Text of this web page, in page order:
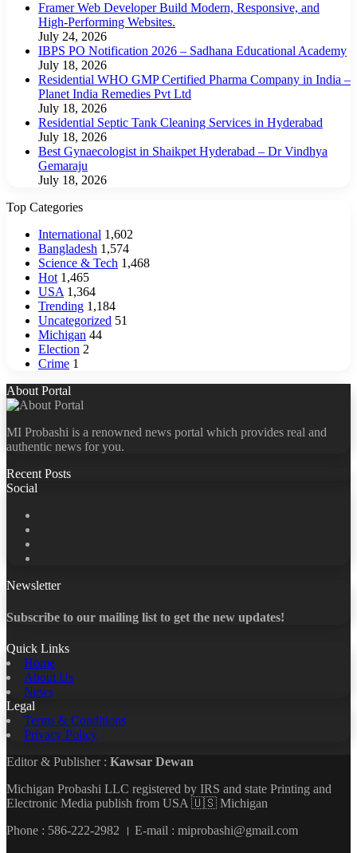
Framer Web Developer Build Modern, Responsive, and
High-Performing Websites.
July 24, 2026
IBPS PO Notification 2026 – Sadhana Educational Academy
July 18, 2026
Residential WHO GMP Certified Pharma Company in India –
Planet India Remedies Pvt Ltd
July 18, 2026
Residential Septic Tank Cleaning Services in Hyderabad
July 18, 2026
Best Gynaecologist in Shaikpet Hyderabad – Dr Vindhya
Gemaraju
July 18, 2026
Top Categories
International 1,602
Bangladesh 1,574
Science & Tech 1,468
Hot 1,465
USA 1,364
Trending 1,184
Uncategorized 51
Michigan 44
Election 2
Crime 1
About Portal
MI Probashi is a renowned news portal which provides real and
authentic news for you.
Recent Posts
Social
Newsletter
Subscribe to our mailing list to get the new updates!
Quick Links
Home
About Us
News
Legal
Terms & Conditions
Privacy Policy
Editor & Publisher : Kawsar Dewan
Michigan Probashi LLC registered by IRS and state Printing and
Electronic Media publish from USA 🇺🇸 Michigan
Phone : 586-222-2982 । E-mail : miprobashi@gmail.com